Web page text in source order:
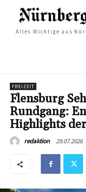
Alles Wichtige aus
FREIZEIT
Flensburg
Rundgang:
Highlights
redaktion 29.07.2026